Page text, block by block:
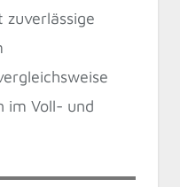
zuverlässige
im Voll- und